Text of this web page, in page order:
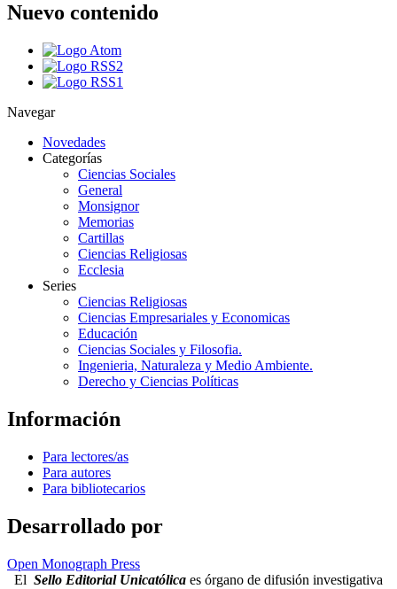
Nuevo contenido
Navegar
Novedades
Categorías
Ciencias Sociales
General
Monsignor
Memorias
Cartillas
Ciencias Religiosas
Ecclesia
Series
Ciencias Religiosas
Ciencias Empresariales y Economicas
Educación
Ciencias Sociales y Filosofia.
Ingenieria, Naturaleza y Medio Ambiente.
Derecho y Ciencias Políticas
Información
Para lectores/as
Para autores
Para bibliotecarios
Desarrollado por
Open Monograph Press
El Sello Editorial Unicatólica es órgano de difusión investigativa